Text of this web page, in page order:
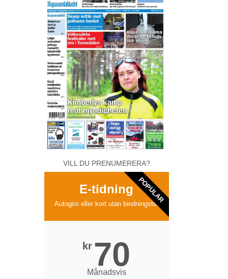
VILL DU PRENUMERERA?
E-tidning
Autogiro eller kort utan bindningstid
kr 70
Månadsvis
POPULAR